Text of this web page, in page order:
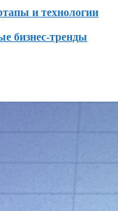
и технологии
бизнес-тренды